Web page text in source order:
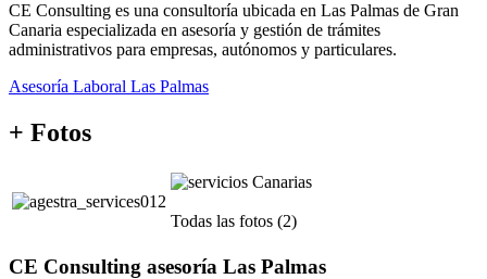
CE Consulting es una consultoría ubicada en Las Palmas de Gran
Canaria especializada en asesoría y gestión de trámites
administrativos para empresas, autónomos y particulares.
Asesoría Laboral Las Palmas
+ Fotos
Todas las fotos (2)
CE Consulting asesoría Las Palmas